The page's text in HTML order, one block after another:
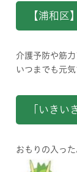
【浦和区
介護予防や筋
いつまでも元
「いきい
おもりの入っ